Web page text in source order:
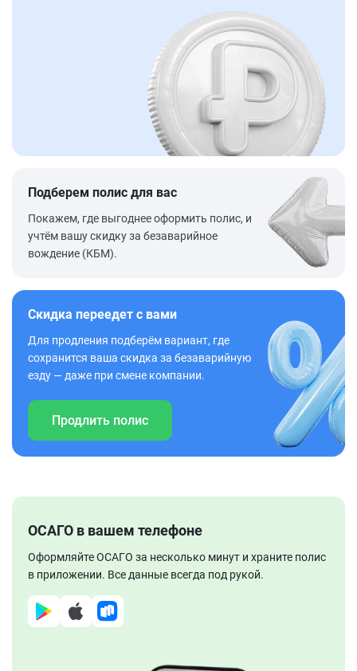
Подберем полис для вас
Покажем, где выгоднее оформить полис, и
учтём вашу скидку за безаварийное
вождение (КБМ).
Скидка переедет с вами
Для продления подберём вариант, где
сохранится ваша скидка за безаварийную
езду — даже при смене компании.
Продлить полис
ОСАГО в вашем телефоне
Оформляйте ОСАГО за несколько минут и храните полис
в приложении. Все данные всегда под рукой.